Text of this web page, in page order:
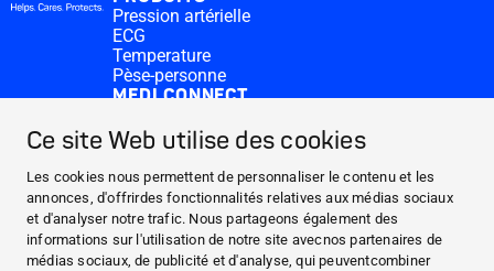
Ce site Web utilise des cookies
Les cookies nous permettent de personnaliser le contenu et les
annonces, d'offrirdes fonctionnalités relatives aux médias sociaux
et d'analyser notre trafic. Nous partageons également des
informations sur l'utilisation de notre site avecnos partenaires de
médias sociaux, de publicité et d'analyse, qui peuventcombiner
Pression artérielle
ECG
Temperature
Pèse-personne
MEDI.CONNECT
App Veroval® medi.connect
CONTACT
Medi.connect Login
Contact
A PROPOS DE HARTMANN
PRODUITS